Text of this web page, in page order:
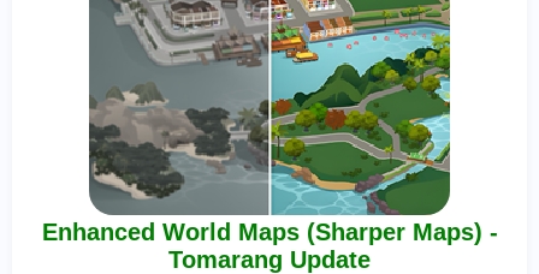
Enhanced World Maps (Sharper Maps) -
Tomarang Update